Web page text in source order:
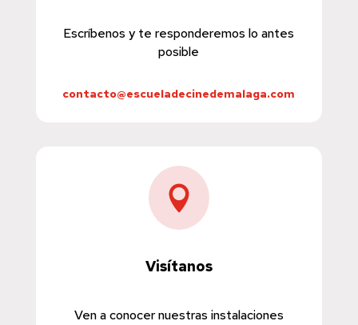
Escríbenos y te responderemos lo antes
posible
contacto@escueladecinedemalaga.com

Visítanos
Ven a conocer nuestras instalaciones